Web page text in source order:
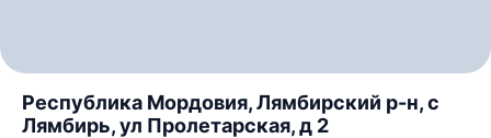
Республика Мордовия, Лямбирский р-н, с
Лямбирь, ул Пролетарская, д 2